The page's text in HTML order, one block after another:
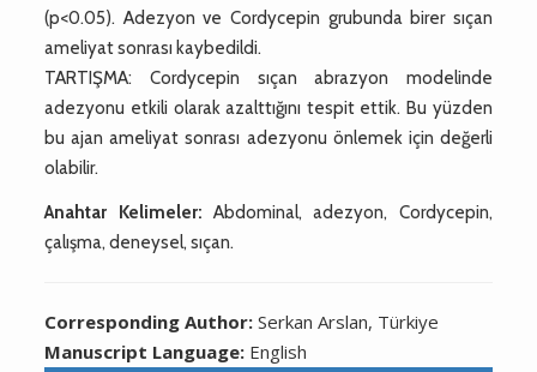
(p<0.05). Adezyon ve Cordycepin grubunda birer sıçan
ameliyat sonrası kaybedildi.
TARTIŞMA: Cordycepin sıçan abrazyon modelinde
adezyonu etkili olarak azalttığını tespit ettik. Bu yüzden
bu ajan ameliyat sonrası adezyonu önlemek için değerli
olabilir.
Anahtar Kelimeler: Abdominal, adezyon, Cordycepin,
çalışma, deneysel, sıçan.
Corresponding Author:Serkan Arslan, Türkiye
Manuscript Language: English